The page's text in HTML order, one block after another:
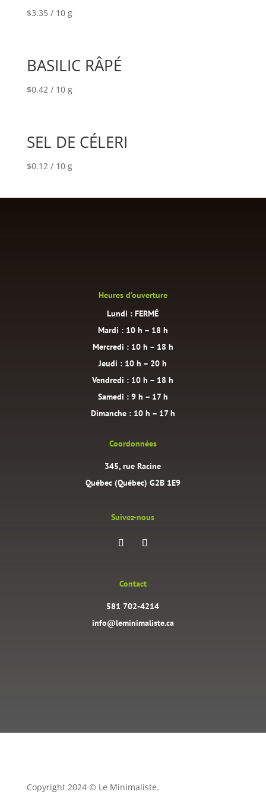
$3.35 / 10 g
BASILIC RÂPÉ
$0.42 / 10 g
SEL DE CÉLERI
$0.12 / 10 g
Heures d’ouverture
Lundi : FERMÉ
Mardi : 10 h – 18 h
Mercredi : 10 h – 18 h
Jeudi : 10 h – 20 h
Vendredi : 10 h – 18 h
Samedi : 9 h – 17 h
Dimanche : 10 h – 17 h
Coordonnées
345, rue Racine
Québec (Québec) G2B 1E9
Suivez-nous
Contact
581 702-4214
info@leminimaliste.ca
Copyright 2024 © Le Minimaliste.